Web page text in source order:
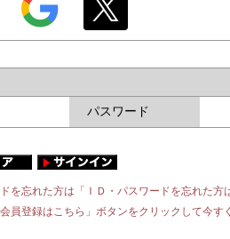
パスワード
を忘れた方は「ＩＤ・パスワードを忘れた方
員登録はこちら」ボタンをクリックして今す